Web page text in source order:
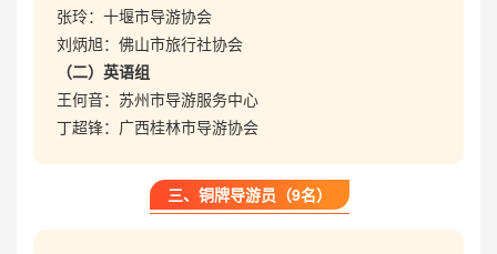
张玲：十堰市导游协会
刘炳旭：佛山市旅行社协会
（二）英语组
王何音：苏州市导游服务中心
丁超锋：广西桂林市导游协会
三、铜牌导游员（9名）